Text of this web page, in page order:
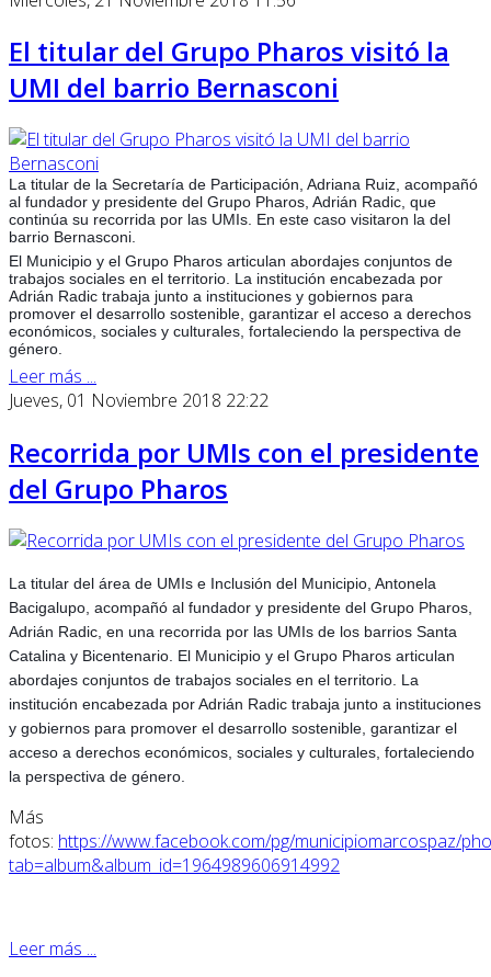
El titular del Grupo Pharos visitó la
UMI del barrio Bernasconi
La titular de la Secretaría de Participación, Adriana Ruiz, acompañó
al fundador y presidente del Grupo Pharos, Adrián Radic, que
continúa su recorrida por las UMIs. En este caso visitaron la del
barrio Bernasconi.
El Municipio y el Grupo Pharos articulan abordajes conjuntos de
trabajos sociales en el territorio. La institución encabezada por
Adrián Radic trabaja junto a instituciones y gobiernos para
promover el desarrollo sostenible, garantizar el acceso a derechos
económicos, sociales y culturales, fortaleciendo la perspectiva de
género.
Leer más ...
Jueves, 01 Noviembre 2018 22:22
Recorrida por UMIs con el presidente
del Grupo Pharos
La titular del área de UMIs e Inclusión del Municipio, Antonela
Bacigalupo, acompañó al fundador y presidente del Grupo Pharos,
Adrián Radic, en una recorrida por las UMIs de los barrios Santa
Catalina y Bicentenario. El Municipio y el Grupo Pharos articulan
abordajes conjuntos de trabajos sociales en el territorio. La
institución encabezada por Adrián Radic trabaja junto a instituciones
y gobiernos para promover el desarrollo sostenible, garantizar el
acceso a derechos económicos, sociales y culturales, fortaleciendo
la perspectiva de género.
Más
fotos: https://www.facebook.com/pg/municipiomarcospaz/
tab=album&album_id=1964989606914992
Leer más ...